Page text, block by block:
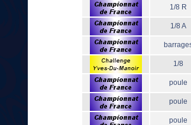
1/8 R
1/8 A
1/8
poule
poule
poule